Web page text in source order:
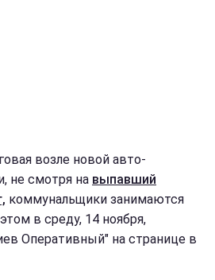
возле новой авто-
не смотря на выпавший
коммунальщики занимаются
в среду, 14 ноября,
Оперативный" на странице в